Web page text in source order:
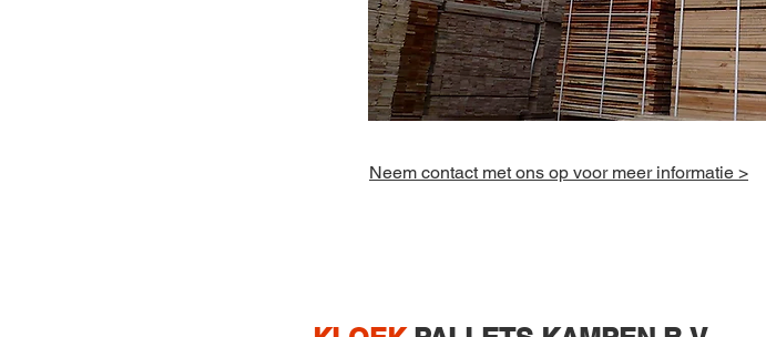
Neem contact met ons op voor meer informatie >